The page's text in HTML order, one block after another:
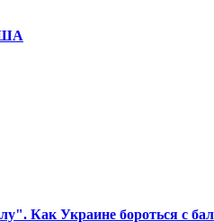
Как Украине бороться с